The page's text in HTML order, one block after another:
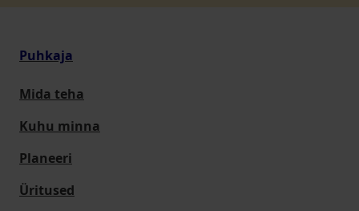
Puhkaja
Mida teha
Kuhu minna
Planeeri
Üritused